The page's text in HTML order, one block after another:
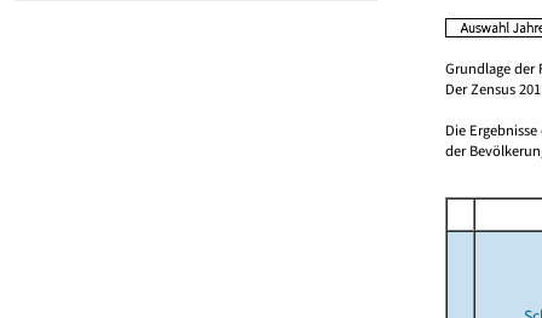
Grundlage der
Der Zensus
Die
der